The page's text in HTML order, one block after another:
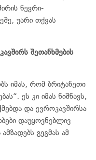
წევრი-
უარი თქვას
შეთანხმების
იმას, რომ ბრიტანეთი
ეს კი იმას ნიშნავს,
და ევროკავშირსა
დაუყოვნებლივ
გეგმას ამ